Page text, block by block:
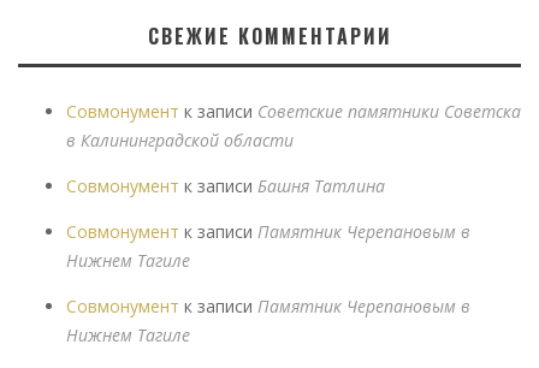
СВЕЖИЕ КОММЕНТАРИИ
Совмонумент к записи Советские памятники Советска
в Калининградской области
Совмонумент к записи Башня Татлина
Совмонумент к записи Памятник Черепановым в
Нижнем Тагиле
Совмонумент к записи Памятник Черепановым в
Нижнем Тагиле